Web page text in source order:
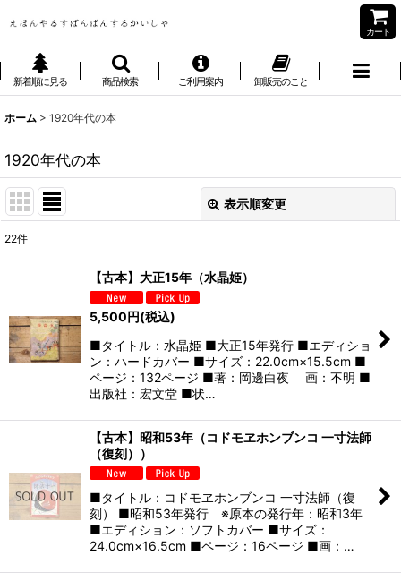
カート
新着順に見る 商品検索 ご利用案内 卸販売のこと
ホーム > 1920年代の本
1920年代の本
表示順変更
絞り込む
22件
【古本】大正15年（水晶姫）
5,500円(税込)
■タイトル：水晶姫 ■大正15年発行 ■エディショ
ン：ハードカバー ■サイズ：22.0cm×15.5cm ■
ページ：132ページ ■著：岡邊白夜 画：不明 ■
出版社：宏文堂 ■状…
【古本】昭和53年（コドモヱホンブンコ 一寸法師
（復刻））
■タイトル：コドモヱホンブンコ 一寸法師（復
刻） ■昭和53年発行 ※原本の発行年：昭和3年
■エディション：ソフトカバー ■サイズ：
24.0cm×16.5cm ■ページ：16ページ ■画：…